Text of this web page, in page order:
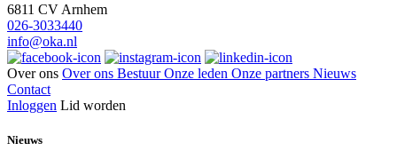
6811 CV Arnhem
026-3033440
info@oka.nl
Over ons Over ons BestuurOnze leden Onze partners Nieuws
Contact
Inloggen Lid worden
Nieuws